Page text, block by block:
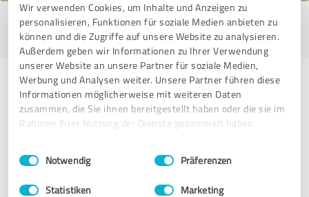
Wir verwenden Cookies, um Inhalte und Anzeigen zu
personalisieren, Funktionen für soziale Medien anbieten zu
können und die Zugriffe auf unsere Website zu analysieren.
Außerdem geben wir Informationen zu Ihrer Verwendung
unserer Website an unsere Partner für soziale Medien,
Werbung und Analysen weiter. Unsere Partner führen diese
Informationen möglicherweise mit weiteren Daten
zusammen, die Sie ihnen bereitgestellt haben oder die sie im
Rahmen Ihrer Nutzung der Dienste gesammelt haben.
Impressum Datenschutzbestimmungen
Einwilligungsauswahl
Notwendig Präferenzen
Statistiken Marketing
Profil aktiv seit 02.10.2020 |Letzte Aktualisierung: 10.06.2022|Profil
melden
Erfahrungen zu weiteren
Anbietern aus dem Bereich
Beratung
KG Consulting